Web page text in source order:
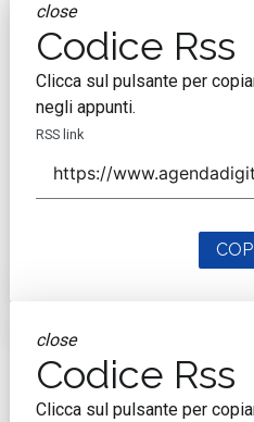
close
Codice Rss
Clicca sul pulsante per
negli appunti.
RSS link
close
Codice Rss
Clicca sul pulsante per